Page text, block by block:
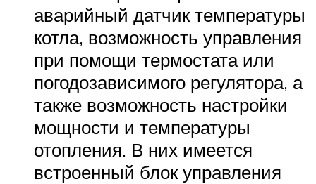
аварийный датчик температуры
котла, возможность управления
при помощи термостата или
погодозависимого регулятора, а
также возможность настройки
мощности и температуры
отопления. В них имеется
встроенный блок управления